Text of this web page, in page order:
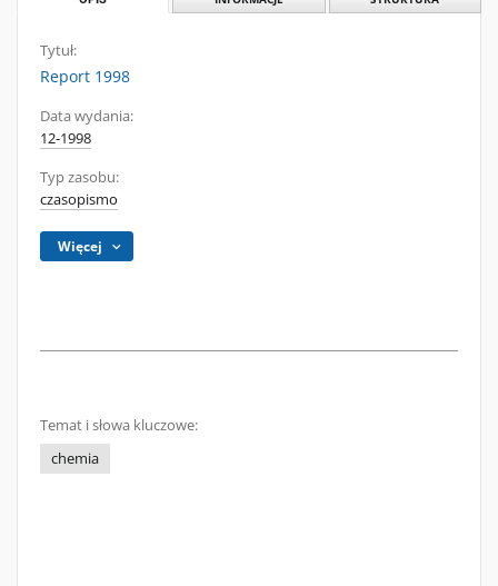
Tytuł:
Report 1998
Data wydania:
12-1998
Typ zasobu:
czasopismo
Więcej
Temat i słowa kluczowe:
chemia